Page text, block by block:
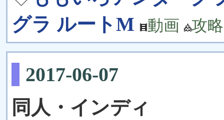
グラ ルートM
動画 攻略
2017-06-07
同人・インディ